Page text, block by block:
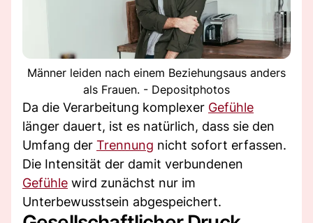
Männer leiden nach einem Beziehungsaus anders
als Frauen. - Depositphotos
Da die Verarbeitung komplexer Gefühle
länger dauert, ist es natürlich, dass sie den
Umfang der Trennung nicht sofort erfassen.
Die Intensität der damit verbundenen
Gefühle wird zunächst nur im
Unterbewusstsein abgespeichert.